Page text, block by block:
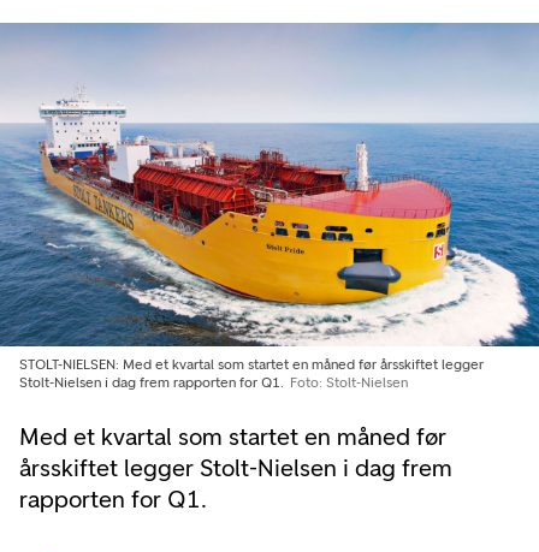
Med et kvartal som startet en måned før
årsskiftet legger Stolt-Nielsen i dag frem
rapporten for Q1.
STOLT-NIELSEN: Med et kvartal som startet en måned før årsskiftet legger
Stolt-Nielsen i dag frem rapporten for Q1.
Foto: Stolt-Nielsen